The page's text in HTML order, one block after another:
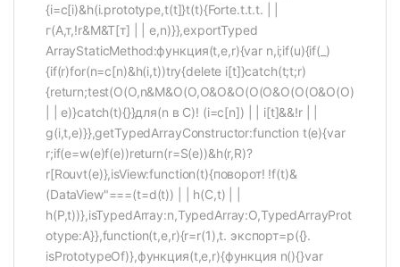
{i=c[i)&h(i.prototype,t(t]}t(t){Forte.t.t.t. | |
г(А,т,!r&M&T[т] | | e,n)}},exportTyped
ArrayStaticMethod:функция(t,e,r){var n,i;if(u){if(_)
{if(r)for(n=c[n)&h(i,t))try{delete i[t]}catch(t;t;r)
{return;test(O(O,n&M&O(O,O&O&O(O(O&O(O(O&O(O)
| | e)}catch(t){}}для(n в C)! (i=c[n]) | | i[t]&&!r | |
g(i,t,e)}},getTypedArrayConstructor:function t(e){var
r;if(e=w(e)f(e))return(r=S(e))&h(r,R)?
r[Rouvt(e)},isView:function(t){поворот! !f(t)&
(DataView"===(t=d(t)) | | h(C,t) | |
h(P,t))},isTypedArray:n,TypedArray:O,TypedArrayProt
otype:A}},function(t,e,r){r=r(1),t. экспорт=р({}.
isPrototypeOf)},функция(t,e,r){функция n(){}var